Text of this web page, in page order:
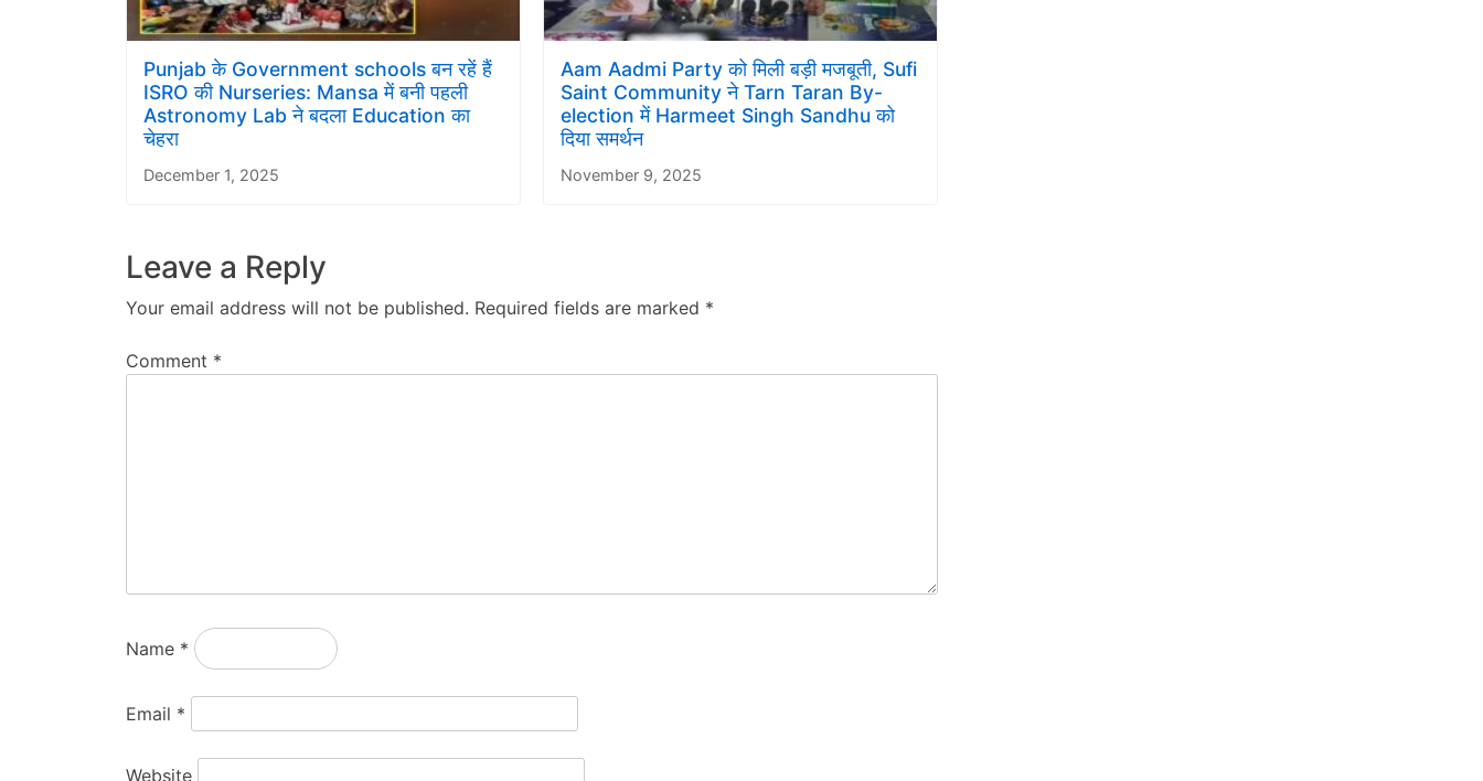
Punjab के Government schools बन रहें हैं
ISRO की Nurseries: Mansa में बनी पहली
Astronomy Lab ने बदला Education का
चेहरा
December 1, 2025
Aam Aadmi Party को मिली बड़ी मजबूती, Sufi
Saint Community ने Tarn Taran By-
election में Harmeet Singh Sandhu को
दिया समर्थन
November 9, 2025
Leave a Reply
Your email address will not be published. Required fields are marked *
Comment *
Name *
Email *
Website